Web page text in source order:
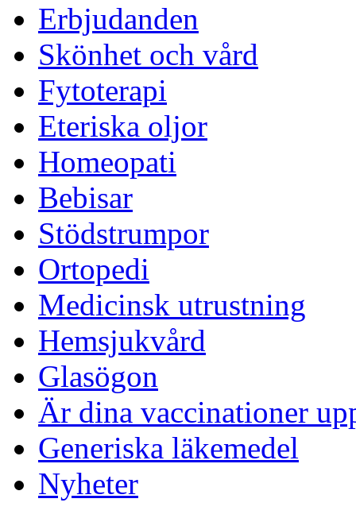
Erbjudanden
Skönhet och vård
Fytoterapi
Eteriska oljor
Homeopati
Bebisar
Stödstrumpor
Ortopedi
Medicinsk utrustning
Hemsjukvård
Glasögon
Är dina vaccinationer
Generiska läkemedel
Nyheter